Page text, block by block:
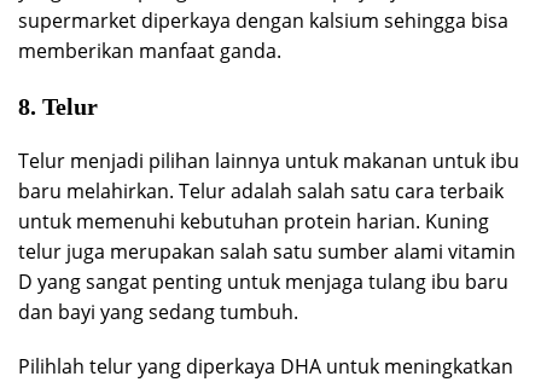
supermarket diperkaya dengan kalsium sehingga bisa
memberikan manfaat ganda.
8. Telur
Telur menjadi pilihan lainnya untuk makanan untuk ibu
baru melahirkan. Telur adalah salah satu cara terbaik
untuk memenuhi kebutuhan protein harian. Kuning
telur juga merupakan salah satu sumber alami vitamin
D yang sangat penting untuk menjaga tulang ibu baru
dan bayi yang sedang tumbuh.
Pilihlah telur yang diperkaya DHA untuk meningkatkan